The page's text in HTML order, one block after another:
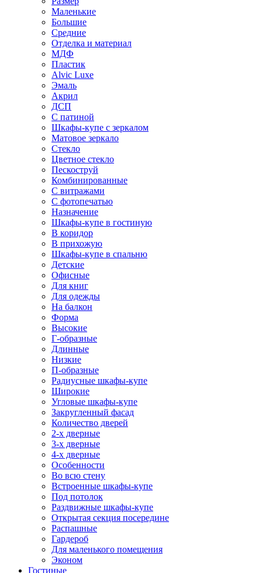
Маленькие
Большие
Средние
Отделка и материал
МДФ
Пластик
Alvic Luxe
Эмаль
Акрил
ДСП
С патиной
Шкафы-купе с зеркалом
Матовое зеркало
Стекло
Цветное стекло
Пескоструй
Комбинированные
С витражами
С фотопечатью
Назначение
Шкафы-купе в гостиную
В коридор
В прихожую
Шкафы-купе в спальню
Детские
Офисные
Для книг
Для одежды
На балкон
Форма
Высокие
Г-образные
Длинные
Низкие
П-образные
Радиусные шкафы-купе
Широкие
Угловые шкафы-купе
Закругленный фасад
Количество дверей
2-х дверные
3-х дверные
4-х дверные
Особенности
Во всю стену
Встроенные шкафы-купе
Под потолок
Раздвижные шкафы-купе
Открытая секция посередине
Распашные
Гардероб
Для маленького помещения
Эконом
Гостиные